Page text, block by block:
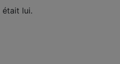
était lui.